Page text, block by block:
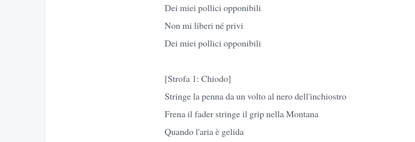
Dei miei pollici opponibili
Non mi liberi né privi
Dei miei pollici opponibili
[Strofa 1: Chiodo]
Stringe la penna da un volto al nero dell'inchiostro
Frena il fader stringe il grip nella Montana
Quando l'aria è gelida